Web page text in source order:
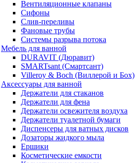
Вентиляционные клапаны
Сифоны
Слив-переливы
Фановые трубы
Системы разрыва потока
Мебель для ванной
DURAVIT (Дюравит)
SMARTsant (Смартсант)
Villeroy & Boch (Виллерой и Бох)
Аксессуары для ванной
Держатели для стаканов
Держатели для фена
Держатели освежителя воздуха
Держатели туалетной бумаги
Диспенсеры для ватных дисков
Дозаторы жидкого мыла
Ершики
Косметические емкости